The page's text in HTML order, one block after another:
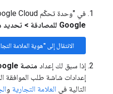
في "وحدة تحكّم Google Cloud"، انتقِل إلى
Google للمصادقة
> تحديد
الانتقال إلى "هوية العلامة
إذا سبق لك إعداد منصة Google للمصادقة
التالية في العلامة التجارية و